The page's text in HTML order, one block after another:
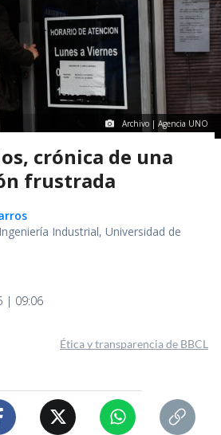
Archivo | Agencia UNO
crónica de una
frustrada
Industrial, Universidad de
| 09:06
Ética y transparencia de BBCL